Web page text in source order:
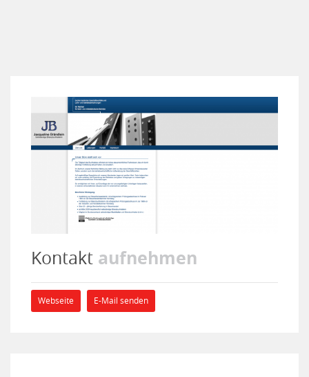
Kontakt aufnehmen
Webseite E-Mail senden